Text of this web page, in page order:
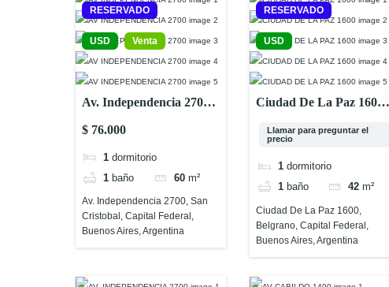
RESERVADO
USD Venta
Av. Independencia 2700,
Argentina
$ 76.000
1 dormitorio
1 baño 60 m²
Av. Independencia 2700, San
Cristobal, Capital Federal,
Buenos Aires, Argentina
RESERVADO
USD
Ciudad De La Paz 1600,
Federal, Buenos Aires,
Argentina
Llamar para preguntar el
precio
1 dormitorio
1 baño 42 m²
Ciudad De La Paz 1600,
Belgrano, Capital Federal,
Buenos Aires, Argentina